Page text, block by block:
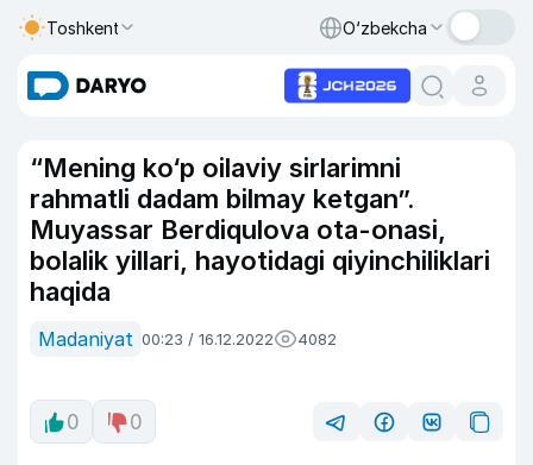
Toshkent O‘zbekcha
“Mening ko‘p oilaviy sirlarimni
rahmatli dadam bilmay ketgan”.
Muyassar Berdiqulova ota-onasi,
bolalik yillari, hayotidagi qiyinchiliklari
haqida
Madaniyat 00:23 / 16.12.2022 4082
0 0